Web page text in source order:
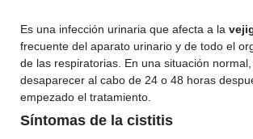
Es una infección urinaria que afecta a la
frecuente del aparato urinario y de todo el
de las respiratorias. En una situación
desaparecer al cabo de 24 o 48 horas
empezado el tratamiento.
Síntomas de la cistitis